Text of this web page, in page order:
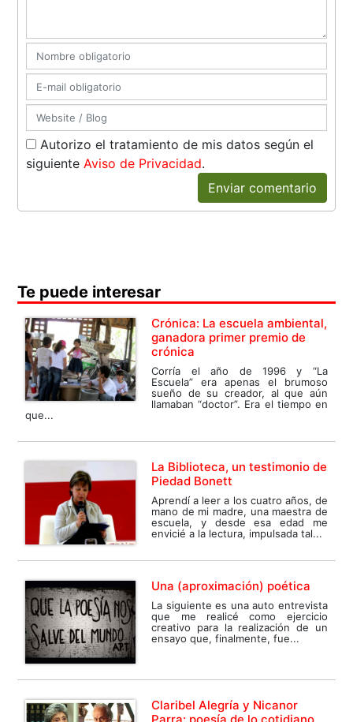
Autorizo el tratamiento de mis datos según el
siguiente Aviso de Privacidad.
Enviar comentario
Te puede interesar
Crónica: La escuela ambiental,
ganadora primer premio de
crónica
Corría el año de 1996 y “La
Escuela” era apenas el brumoso
sueño de su creador, al que aún
llamaban “doctor”. Era el tiempo en
que...
La Biblioteca, un testimonio de
Piedad Bonett
Aprendí a leer a los cuatro años, de
mano de mi madre, una maestra de
escuela, y desde esa edad me
envicié a la lectura, impulsada tal...
Una (aproximación) poética
La siguiente es una auto entrevista
que me realicé como ejercicio
creativo para la realización de un
ensayo que, finalmente, fue...
Claribel Alegría y Nicanor